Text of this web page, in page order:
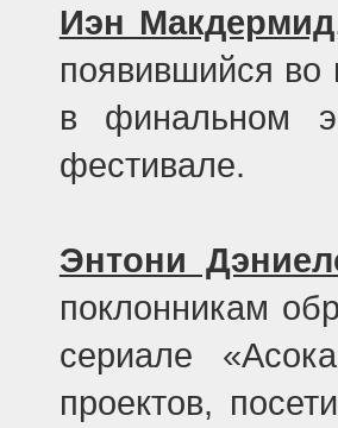
Иэн Макдермид
появившийся во
в финальном
фестивале.
Энтони
поклонникам
сериале
проектов,